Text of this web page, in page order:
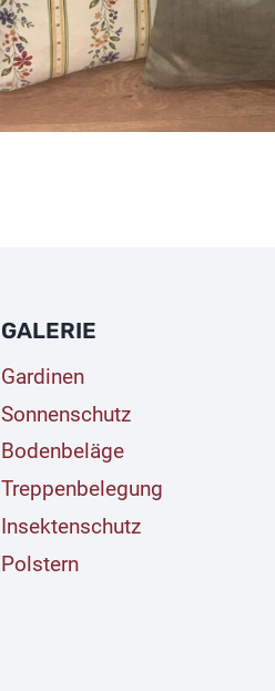
GALERIE
Gardinen
Sonnenschutz
Bodenbeläge
Treppenbelegung
Insektenschutz
Polstern